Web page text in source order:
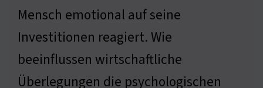
Mensch emotional auf seine
Investitionen reagiert. Wie
beeinflussen wirtschaftliche
Überlegungen die psychologischen